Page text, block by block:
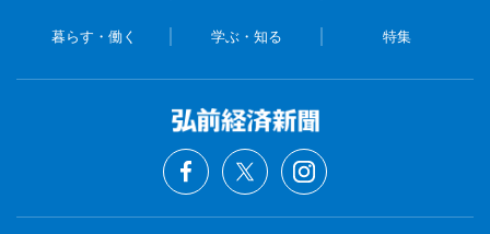
暮らす・働く 学ぶ・知る 特集